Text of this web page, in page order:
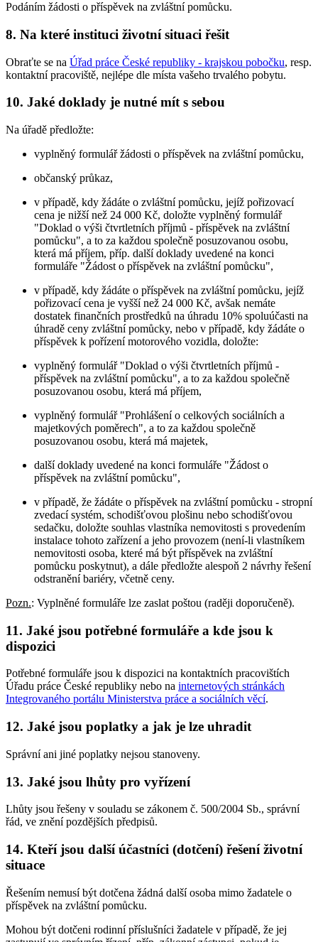
Podáním žádosti o příspěvek na zvláštní pomůcku.
8. Na které instituci životní situaci řešit
Obraťte se na Úřad práce České republiky - krajskou pobočku, resp.
kontaktní pracoviště, nejlépe dle místa vašeho trvalého pobytu.
10. Jaké doklady je nutné mít s sebou
Na úřadě předložte:
vyplněný formulář žádosti o příspěvek na zvláštní pomůcku,
občanský průkaz,
v případě, kdy žádáte o zvláštní pomůcku, jejíž pořizovací
cena je nižší než 24 000 Kč, doložte vyplněný formulář
"Doklad o výši čtvrtletních příjmů - příspěvek na zvláštní
pomůcku", a to za každou společně posuzovanou osobu,
která má příjem, příp. další doklady uvedené na konci
formuláře "Žádost o příspěvek na zvláštní pomůcku",
v případě, kdy žádáte o příspěvek na zvláštní pomůcku, jejíž
pořizovací cena je vyšší než 24 000 Kč, avšak nemáte
dostatek finančních prostředků na úhradu 10% spoluúčasti na
úhradě ceny zvláštní pomůcky, nebo v případě, kdy žádáte o
příspěvek k pořízení motorového vozidla, doložte:
vyplněný formulář "Doklad o výši čtvrtletních příjmů -
příspěvek na zvláštní pomůcku", a to za každou společně
posuzovanou osobu, která má příjem,
vyplněný formulář "Prohlášení o celkových sociálních a
majetkových poměrech", a to za každou společně
posuzovanou osobu, která má majetek,
další doklady uvedené na konci formuláře "Žádost o
příspěvek na zvláštní pomůcku",
v případě, že žádáte o příspěvek na zvláštní pomůcku - stropní
zvedací systém, schodišťovou plošinu nebo schodišťovou
sedačku, doložte souhlas vlastníka nemovitosti s provedením
instalace tohoto zařízení a jeho provozem (není-li vlastníkem
nemovitosti osoba, které má být příspěvek na zvláštní
pomůcku poskytnut), a dále předložte alespoň 2 návrhy řešení
odstranění bariéry, včetně ceny.
Pozn.: Vyplněné formuláře lze zaslat poštou (raději doporučeně).
11. Jaké jsou potřebné formuláře a kde jsou k
dispozici
Potřebné formuláře jsou k dispozici na kontaktních pracovištích
Úřadu práce České republiky nebo na internetových stránkách
Integrovaného portálu Ministerstva práce a sociálních věcí.
12. Jaké jsou poplatky a jak je lze uhradit
Správní ani jiné poplatky nejsou stanoveny.
13. Jaké jsou lhůty pro vyřízení
Lhůty jsou řešeny v souladu se zákonem č. 500/2004 Sb., správní
řád, ve znění pozdějších předpisů.
14. Kteří jsou další účastníci (dotčení) řešení životní
situace
Řešením nemusí být dotčena žádná další osoba mimo žadatele o
příspěvek na zvláštní pomůcku.
Mohou být dotčeni rodinní příslušníci žadatele v případě, že jej